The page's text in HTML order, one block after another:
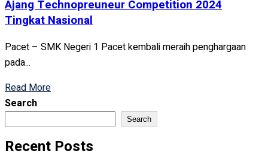
Ajang Technopreuneur Competition 2024
Tingkat Nasional
Pacet – SMK Negeri 1 Pacet kembali meraih penghargaan
pada...
Read More
Search
Search
Recent Posts